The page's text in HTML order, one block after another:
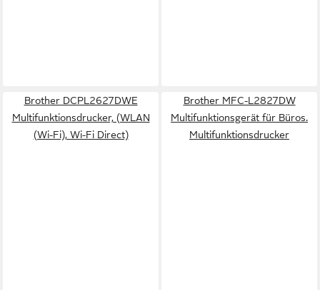
Brother DCPL2627DWE
Multifunktionsdrucker, (WLAN
(Wi-Fi), Wi-Fi Direct)
Brother MFC-L2827DW
Multifunktionsgerät für Büros.
Multifunktionsdrucker